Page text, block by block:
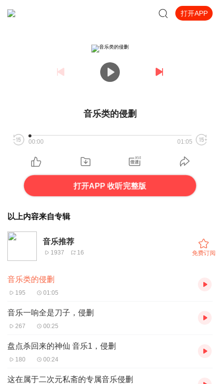
打开APP
音乐类的侵删
00:00 01:05
打开APP 收听完整版
以上内容来自专辑
音乐推荐
1937 16 免费订阅
音乐类的侵删
195 01:05
音乐一响全是刀子，侵删
267 00:25
盘点杀回来的神仙 音乐1，侵删
180 00:24
这在属于二次元私斋的专属音乐侵删